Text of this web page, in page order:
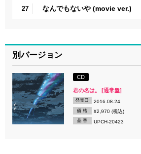
27 なんでもないや (movie ver.)
別バージョン
CD
君の名は。 [通常盤]
発売日 2016.08.24
価 格 ¥2,970 (税込)
品 番 UPCH-20423